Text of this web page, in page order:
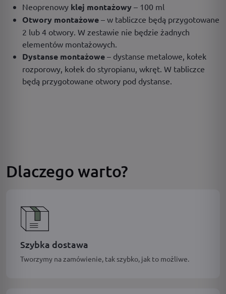
Neoprenowy klej montażowy – 100 ml
Otwory montażowe – w tabliczce będą przygotowane
2 lub 4 otwory. W zestawie nie będzie żadnych
elementów montażowych.
Dystanse montażowe – dystanse metalowe, kołek
rozporowy, kołek do styropianu, wkręt. W tabliczce
będą przygotowane otwory pod dystanse.
Dlaczego warto?
Szybka dostawa
Tworzymy na zamówienie, tak szybko, jak to możliwe.